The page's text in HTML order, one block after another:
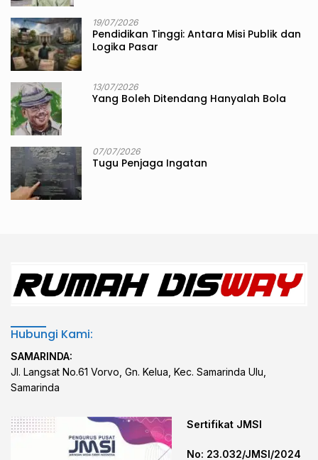
19/07/2026
Pendidikan Tinggi: Antara Misi Publik dan
Logika Pasar
13/07/2026
Yang Boleh Ditendang Hanyalah Bola
07/07/2026
Tugu Penjaga Ingatan
Hubungi Kami:
SAMARINDA:
Jl. Langsat No.61 Vorvo, Gn. Kelua, Kec. Samarinda Ulu,
Samarinda
Sertifikat JMSI
No: 23.032/JMSI/2024